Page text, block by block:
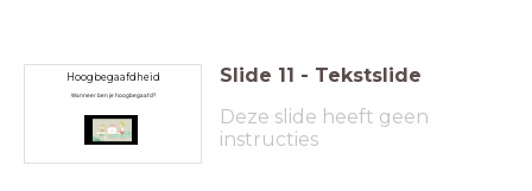
Hoogbegaafdheid
Wanneer ben je hoogbegaafd?
Slide 11 - Tekstslide
Deze slide heeft geen
instructies